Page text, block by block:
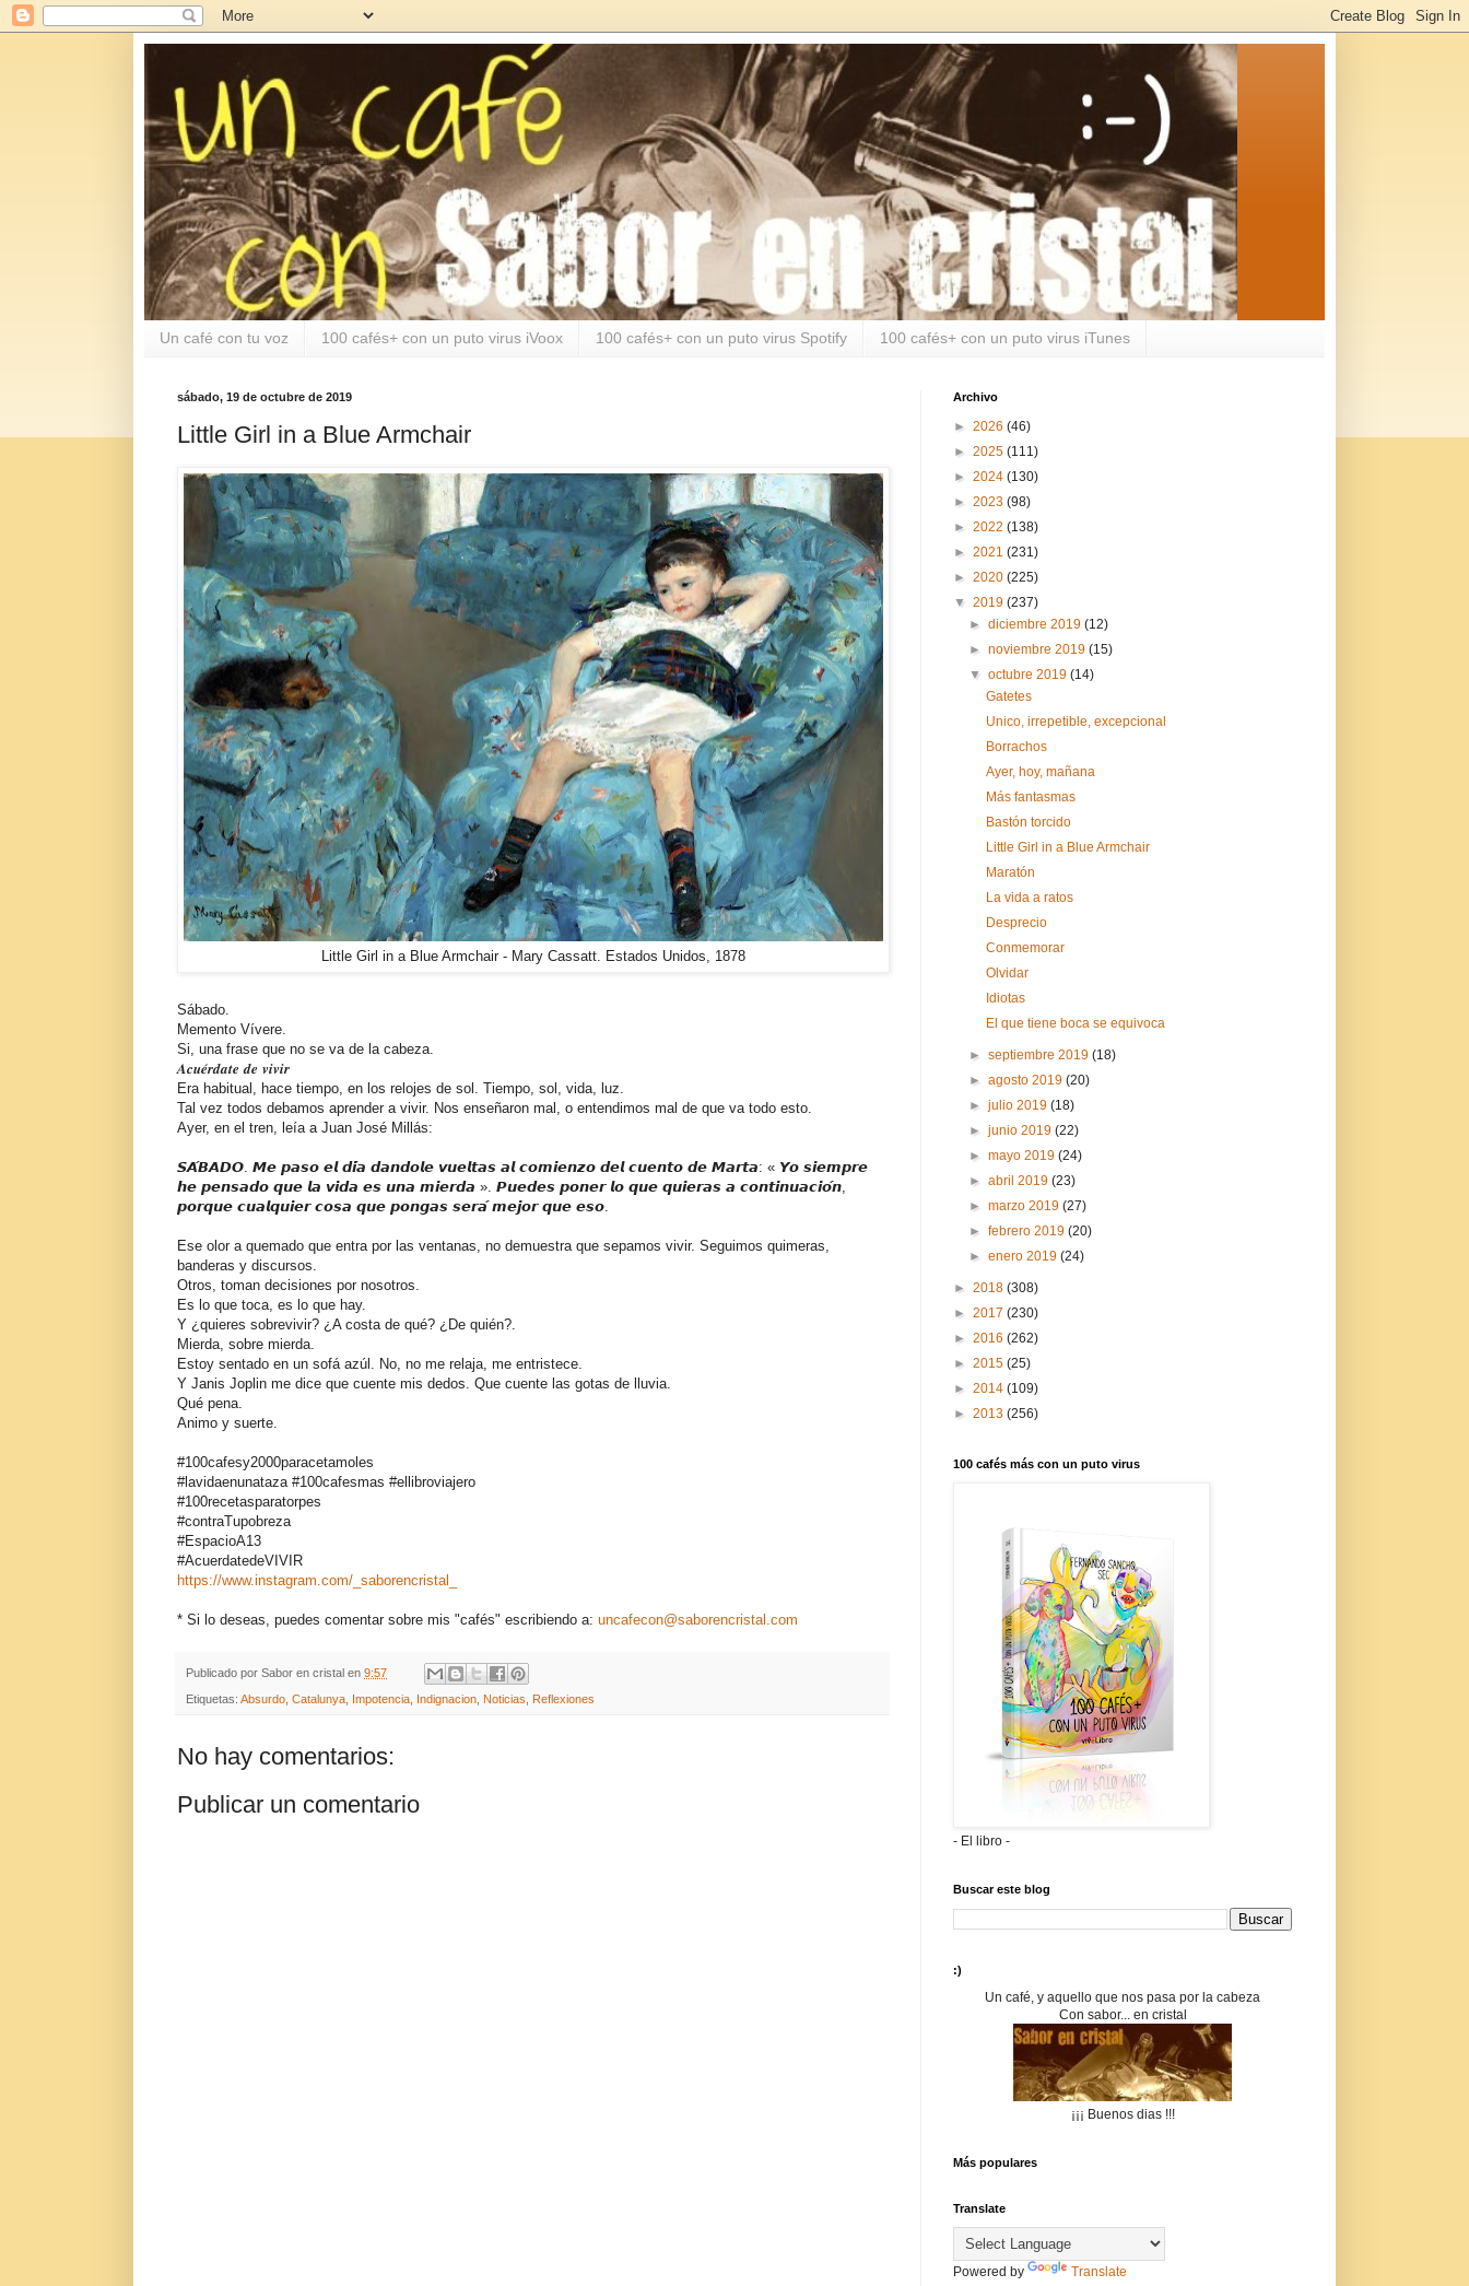
Un café con tu voz 100 cafés+ con un puto virus iVoox 100 cafés+ con un puto virus Spotify 100 cafés+ con un puto virus iTunes
sábado, 19 de octubre de 2019
Little Girl in a Blue Armchair
Little Girl in a Blue Armchair - Mary Cassatt. Estados Unidos, 1878
Sábado.
Memento Vívere.
Si, una frase que no se va de la cabeza.
𝑨𝒄𝒖𝒆́𝒓𝒅𝒂𝒕𝒆 𝒅𝒆 𝒗𝒊𝒗𝒊𝒓
Era habitual, hace tiempo, en los relojes de sol. Tiempo, sol, vida, luz.
Tal vez todos debamos aprender a vivir. Nos enseñaron mal, o entendimos mal de que va todo esto.
Ayer, en el tren, leía a Juan José Millás:
𝙎𝘼́𝘽𝘼𝘿𝙊. 𝙈𝙚 𝙥𝙖𝙨𝙤 𝙚𝙡 𝙙𝙞́𝙖 𝙙𝙖𝙣𝙙𝙤𝙡𝙚 𝙫𝙪𝙚𝙡𝙩𝙖𝙨 𝙖𝙡 𝙘𝙤𝙢𝙞𝙚𝙣𝙯𝙤 𝙙𝙚𝙡 𝙘𝙪𝙚𝙣𝙩𝙤 𝙙𝙚 𝙈𝙖𝙧𝙩𝙖: « 𝙔𝙤 𝙨𝙞𝙚𝙢𝙥𝙧𝙚
𝙝𝙚 𝙥𝙚𝙣𝙨𝙖𝙙𝙤 𝙦𝙪𝙚 𝙡𝙖 𝙫𝙞𝙙𝙖 𝙚𝙨 𝙪𝙣𝙖 𝙢𝙞𝙚𝙧𝙙𝙖 ». 𝙋𝙪𝙚𝙙𝙚𝙨 𝙥𝙤𝙣𝙚𝙧 𝙡𝙤 𝙦𝙪𝙚 𝙦𝙪𝙞𝙚𝙧𝙖𝙨 𝙖 𝙘𝙤𝙣𝙩𝙞𝙣𝙪𝙖𝙘𝙞𝙤́𝙣,
𝙥𝙤𝙧𝙦𝙪𝙚 𝙘𝙪𝙖𝙡𝙦𝙪𝙞𝙚𝙧 𝙘𝙤𝙨𝙖 𝙦𝙪𝙚 𝙥𝙤𝙣𝙜𝙖𝙨 𝙨𝙚𝙧𝙖́ 𝙢𝙚𝙟𝙤𝙧 𝙦𝙪𝙚 𝙚𝙨𝙤.
Ese olor a quemado que entra por las ventanas, no demuestra que sepamos vivir. Seguimos quimeras,
banderas y discursos.
Otros, toman decisiones por nosotros.
Es lo que toca, es lo que hay.
Y ¿quieres sobrevivir? ¿A costa de qué? ¿De quién?.
Mierda, sobre mierda.
Estoy sentado en un sofá azúl. No, no me relaja, me entristece.
Y Janis Joplin me dice que cuente mis dedos. Que cuente las gotas de lluvia.
Qué pena.
Animo y suerte.
#100cafesy2000paracetamoles
#lavidaenunataza #100cafesmas #ellibroviajero
#100recetasparatorpes
#contraTupobreza
#EspacioA13
#AcuerdatedeVIVIR
https://www.instagram.com/_saborencristal_
* Si lo deseas, puedes comentar sobre mis "cafés" escribiendo a: uncafecon@saborencristal.com
Publicado por Sabor en cristal en 9:57
Etiquetas: Absurdo, Catalunya, Impotencia, Indignacion, Noticias, Reflexiones
No hay comentarios:
Publicar un comentario
Archivo
► 2026 (46)
► 2025 (111)
► 2024 (130)
► 2023 (98)
► 2022 (138)
► 2021 (231)
► 2020 (225)
▼ 2019 (237)
►diciembre 2019(12)
►noviembre 2019(15)
▼octubre 2019(14)
Gatetes
Unico, irrepetible, excepcional
Borrachos
Ayer, hoy, mañana
Más fantasmas
Bastón torcido
Little Girl in a Blue Armchair
Maratón
La vida a ratos
Desprecio
Conmemorar
Olvidar
Idiotas
El que tiene boca se equivoca
►septiembre 2019(18)
►agosto 2019(20)
►julio 2019(18)
►junio 2019(22)
►mayo 2019(24)
►abril 2019(23)
►marzo 2019(27)
►febrero 2019(20)
►enero 2019(24)
► 2018 (308)
► 2017 (230)
► 2016 (262)
► 2015 (25)
► 2014 (109)
► 2013 (256)
100 cafés más con un puto virus
- El libro -
Buscar este blog
:)
Un café, y aquello que nos pasa por la cabeza
Con sabor... en cristal
¡¡¡ Buenos dias !!!
Más populares
Translate
Powered by Translate